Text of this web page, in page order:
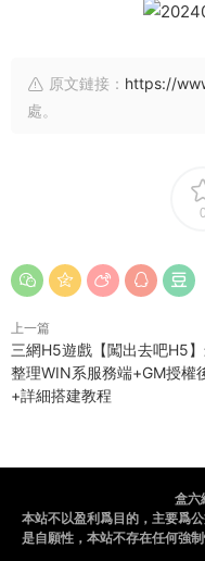
原文鏈接： https://
處。
0
上一篇
三網H5遊戲【闖出去吧H5
整理WIN系服務端+GM授權
+詳細搭建教程
盒
本站不以盈利爲目的，主要爲
是自願性，本站不存在任何強